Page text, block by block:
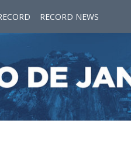
RECORD NEWS